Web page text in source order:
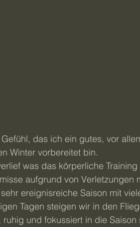
Winter vorbereitet bin.
was das körperliche
aufgrund von
ereignisreiche Saison mit
Tagen steigen wir in den
ruhig und fokussiert in die